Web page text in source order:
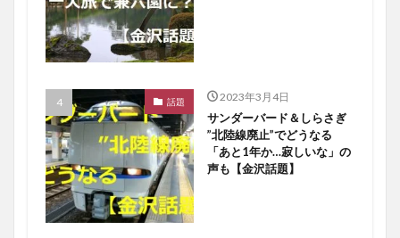
話題 2023年3月4日
サンダーバード＆しらさぎ
”北陸線廃止”でどうなる
「あと1年か…寂しいな」の
声も【金沢話題】